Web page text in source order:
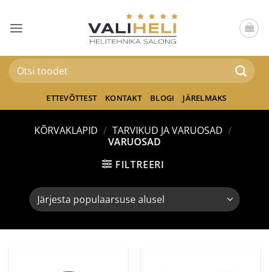
content
Otsi:
ETTEVÕTTEST KONTAKT BLOGI JÄRELMAKS
KÕRVAKLAPID / TARVIKUD JA VARUOSAD /
VARUOSAD
FILTREERI